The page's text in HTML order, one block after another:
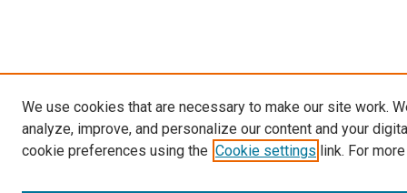
We use cookies that are necessary to make our site work.
analyze, improve, and personalize our content and your
cookie preferences using the Cookie settings link. For